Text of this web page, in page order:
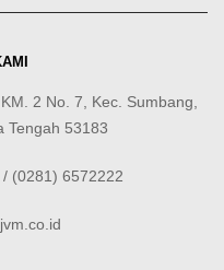
2 No. 7, Kec. Sumbang,
Tengah 53183
(0281) 6572222